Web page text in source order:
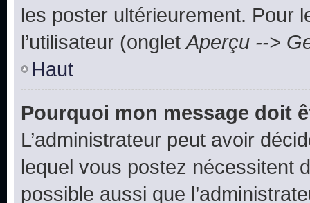
les poster ultérieurement. Pour
l’utilisateur (ongletAperçu -->
Haut
Pourquoi mon message doit
L’administrateur peut avoir
lequel vous postez nécessitent
possible aussi que